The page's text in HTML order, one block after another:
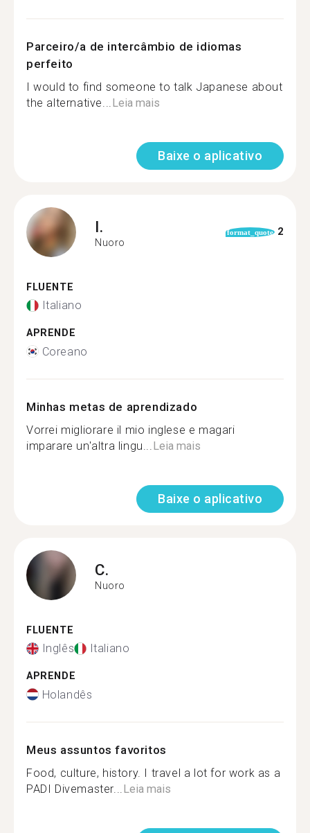
Parceiro/a de intercâmbio de idiomas
perfeito
I would to find someone to talk Japanese about
the alternative... Leia mais
Baixe o aplicativo
I.
Nuoro
format_quote 2
FLUENTE
Italiano
APRENDE
Coreano
Minhas metas de aprendizado
Vorrei migliorare il mio inglese e magari
imparare un'altra lingu... Leia mais
Baixe o aplicativo
C.
Nuoro
FLUENTE
Inglês Italiano
APRENDE
Holandês
Meus assuntos favoritos
Food, culture, history. I travel a lot for work as a
PADI Divemaster... Leia mais